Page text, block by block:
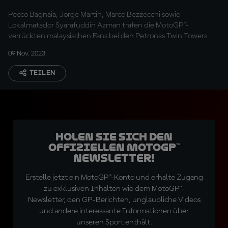
Pecco Bagnaia, Jorge Martin, Marco Bezzecchi sowie
Lokalmatador Syarafuddin Azman trafen die MotoGP™-
verrückten malaysischen Fans bei den Petronas Twin Towers
09 Nov. 2023
TEILEN
Holen Sie sich den
offiziellen MotoGP™
Newsletter!
Erstelle jetzt ein MotoGP™-Konto und erhalte Zugang
zu exklusiven Inhalten wie dem MotoGP™-
Newsletter, den GP-Berichten, unglaubliche Videos
und andere interessante Informationen über
unseren Sport enthält.